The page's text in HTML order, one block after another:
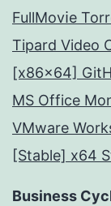
FullMov𝗂e
Tipard Video
[x86x64]
MS Office
VMware
[Stable] x64
Business